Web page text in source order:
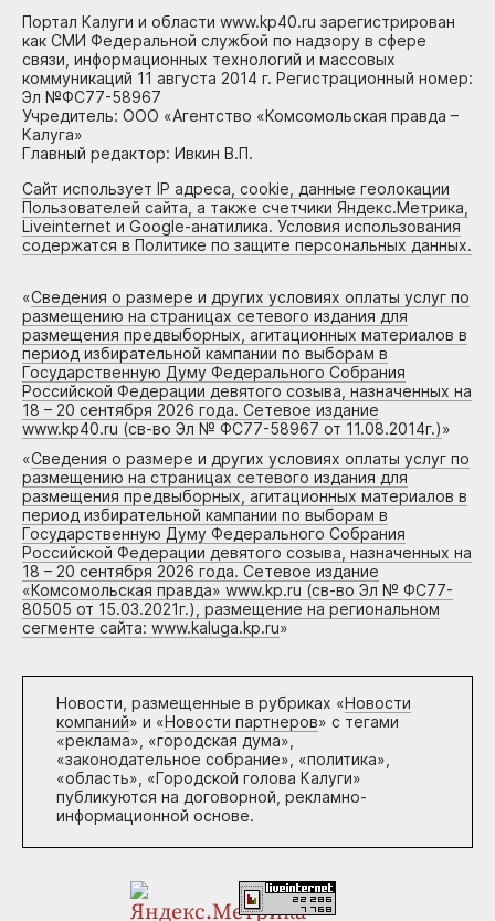
Портал Калуги и области www.kp40.ru зарегистрирован
как СМИ Федеральной службой по надзору в сфере
связи, информационных технологий и массовых
коммуникаций 11 августа 2014 г. Регистрационный номер:
Эл №ФС77-58967
Учредитель: ООО «Агентство «Комсомольская правда –
Калуга»
Главный редактор: Ивкин В.П.
Сайт использует IP адреса, cookie, данные геолокации
Пользователей сайта, а также счетчики Яндекс.Метрика,
Liveinternet и Google-анатилика. Условия использования
содержатся в Политике по защите персональных данных.
«Сведения о размере и других условиях оплаты услуг по
размещению на страницах сетевого издания для
размещения предвыборных, агитационных материалов в
период избирательной кампании по выборам в
Государственную Думу Федерального Собрания
Российской Федерации девятого созыва, назначенных на
18 – 20 сентября 2026 года. Сетевое издание
www.kp40.ru (св-во Эл № ФС77-58967 от 11.08.2014г.)»
«Сведения о размере и других условиях оплаты услуг по
размещению на страницах сетевого издания для
размещения предвыборных, агитационных материалов в
период избирательной кампании по выборам в
Государственную Думу Федерального Собрания
Российской Федерации девятого созыва, назначенных на
18 – 20 сентября 2026 года. Сетевое издание
«Комсомольская правда» www.kp.ru (св-во Эл № ФС77-
80505 от 15.03.2021г.), размещение на региональном
сегменте сайта: www.kaluga.kp.ru»
Новости, размещенные в рубриках «Новости
компаний» и «Новости партнеров» с тегами
«реклама», «городская дума»,
«законодательное собрание», «политика»,
«область», «Городской голова Калуги»
публикуются на договорной, рекламно-
информационной основе.